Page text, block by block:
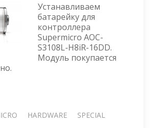
TFM8G-
LSICVM02
ДЛЯ
КОНТРОЛЛЕРА
SUPERMICRO
AOC-
Устанавливаем
батарейку для
контроллера
Supermicro AOC-
S3108L-H8iR-16DD.
Модуль покупается
HARDWARE SPECIAL